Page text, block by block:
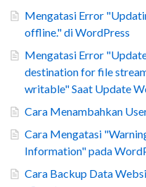
Mengatasi Error
offline." di WordPress
Mengatasi Error
destination for file
writable" Saat Update
Cara Menambahkan
Cara Mengatasi
Information" pada
Cara Backup Data